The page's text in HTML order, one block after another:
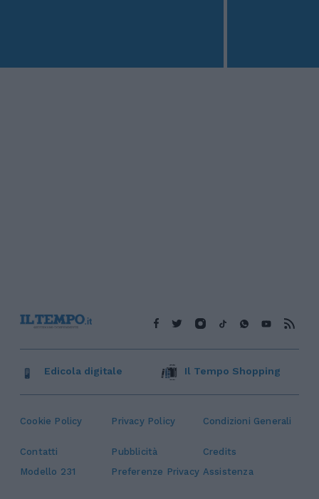
Cookie Policy Privacy Policy Condizioni Generali
Contatti Pubblicità
Credits
Modello 231
Preferenze Privacy Assistenza
Edicola digitale Il Tempo Shopping